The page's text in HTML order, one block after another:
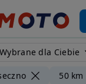
Wybrane dla Ciebie
50 km